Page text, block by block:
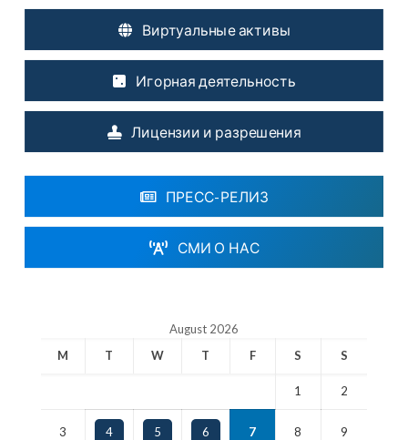
Виртуальные активы
Игорная деятельность
Лицензии и разрешения
ПРЕСС-РЕЛИЗ
СМИ О НАС
August 2026
M
T W T F S S
1 2
3 4 5 6 7 8 9